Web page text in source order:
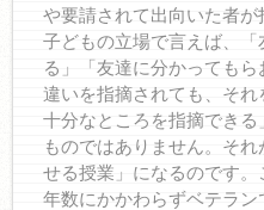
や要請されて出向いた者が
子どもの立場で言えば、
る」「友達に分かっても
違いを指摘されても、そ
十分なところを指摘でき
ものではありません。そ
せる授業」になるのです
年数にかかわらずベテラ